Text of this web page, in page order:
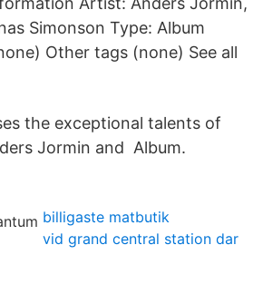
Simonson Type: Album
Other tags (none) See all
the exceptional talents of
Jormin and Album.
billigaste matbutik
vid grand central station dar